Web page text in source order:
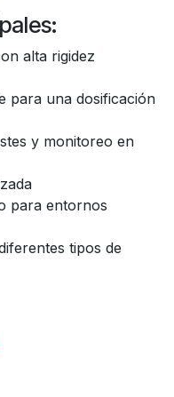
alta rigidez
para una dosificación
y monitoreo en
para entornos
tipos de